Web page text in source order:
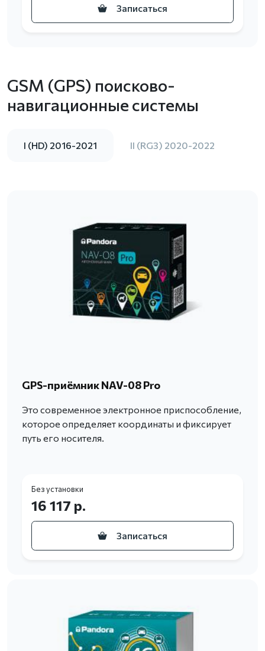
Записаться
GSM (GPS) поисково-
навигационные системы
I (HD) 2016-2021 II (RG3) 2020-2022
GPS-приёмник NAV-08 Pro
Это современное электронное приспособление,
которое определяет координаты и фиксирует
путь его носителя.
Без установки
16 117 р.
Записаться